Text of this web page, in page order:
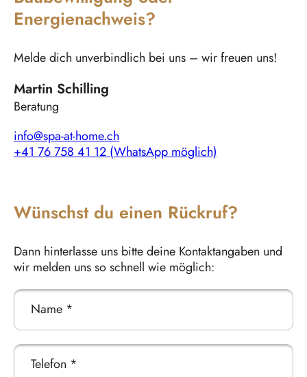
Energienachweis?
Melde dich unverbindlich bei uns – wir freuen uns!
Martin Schilling
Beratung
info@spa-at-home.ch
+41 76 758 41 12 (WhatsApp möglich)
Wünschst du einen Rückruf?
Dann hinterlasse uns bitte deine Kontaktangaben und
wir melden uns so schnell wie möglich:
Name *
Telefon *